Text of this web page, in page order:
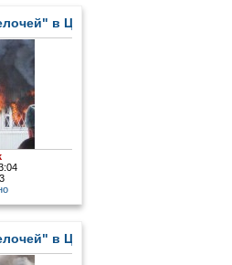
в Цыгановке - 2
в Цыгановке